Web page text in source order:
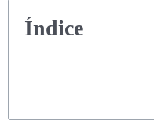
Índice